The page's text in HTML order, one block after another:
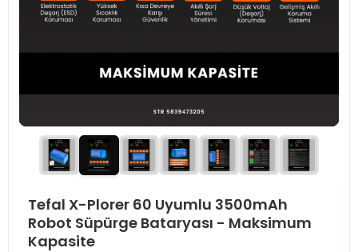
Tefal X-Plorer 60 Uyumlu 3500mAh
Robot Süpürge Bataryası - Maksimum
Kapasite